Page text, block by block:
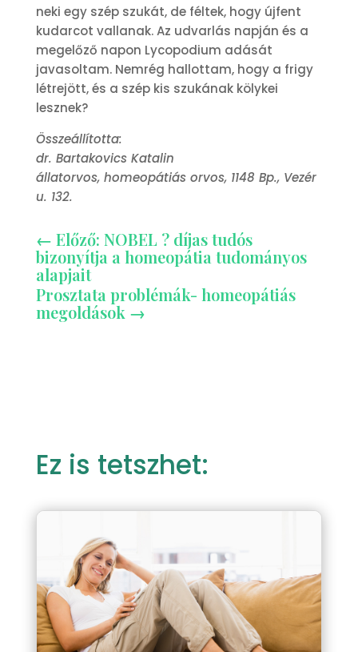
neki egy szép szukát, de féltek, hogy újfent
kudarcot vallanak. Az udvarlás napján és a
megelőző napon Lycopodium adását
javasoltam. Nemrég hallottam, hogy a frigy
létrejött, és a szép kis szukának kölykei
lesznek?
Összeállította:
dr. Bartakovics Katalin
állatorvos, homeopátiás orvos, 1148 Bp., Vezér
u. 132.
← Előző: NOBEL ? díjas tudós
bizonyítja a homeopátia tudományos
alapjait
Prosztata problémák- homeopátiás
megoldások →
Ez is tetszhet: